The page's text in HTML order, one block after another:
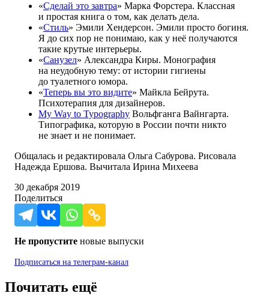
«Сделай это завтра» Марка Форстера. Классная
и простая книга о том, как делать дела.
«Стиль» Эмили Хендерсон. Эмили просто богиня.
Я до сих пор не понимаю, как у неё получаются
такие крутые интерьеры.
«Санузел» Александра Киры. Монография
на неудобную тему: от истории гигиены
до туалетного юмора.
«Теперь вы это видите» Майкла Бейрута.
Психотерапия для дизайнеров.
My Way to Typography Вольфганга Вайнгарта.
Типографика, которую в России почти никто
не знает и не понимает.
Общалась и редактировала Ольга Сабурова. Рисовала
Надежда Ершова. Вычитала Ирина Михеева
30 декабря 2019
Поделиться
Не пропустите новые выпуски
Подписаться на телеграм-канал
Почитать ещё